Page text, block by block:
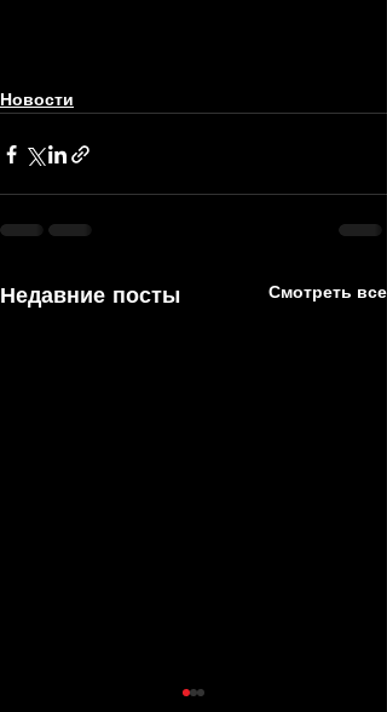
Новости
Недавние посты Смотреть все